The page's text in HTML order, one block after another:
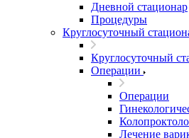
Дневной стационар
Процедуры
Круглосуточный
Круглосуточный
Операции
Операции
Лечение